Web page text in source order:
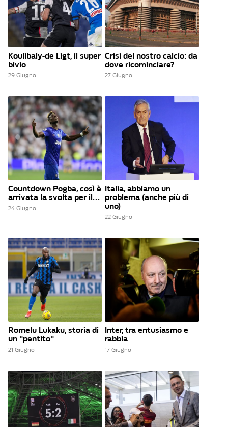
Koulibaly-de Ligt, il super
bivio
29 Giugno
Crisi del nostro calcio: da
dove ricominciare?
27 Giugno
Countdown Pogba, così è
arrivata la svolta per il...
24 Giugno
Italia, abbiamo un
problema (anche più di
uno)
22 Giugno
Romelu Lukaku, storia di
un "pentito"
21 Giugno
Inter, tra entusiasmo e
rabbia
17 Giugno